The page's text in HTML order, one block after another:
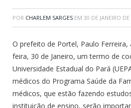
POR CHARLEM SARGES EM 30 DE JANEIRO
O prefeito de Portel, Paulo Ferreira,
feira, 30 de Janeiro, um termo de
Universidade Estadual do Pará
médicos do Programa Saúde da
médicos, que estão fazendo
instituição de ensino, serão